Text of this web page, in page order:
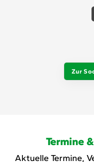
Zur
Termine
Aktuelle Termine,